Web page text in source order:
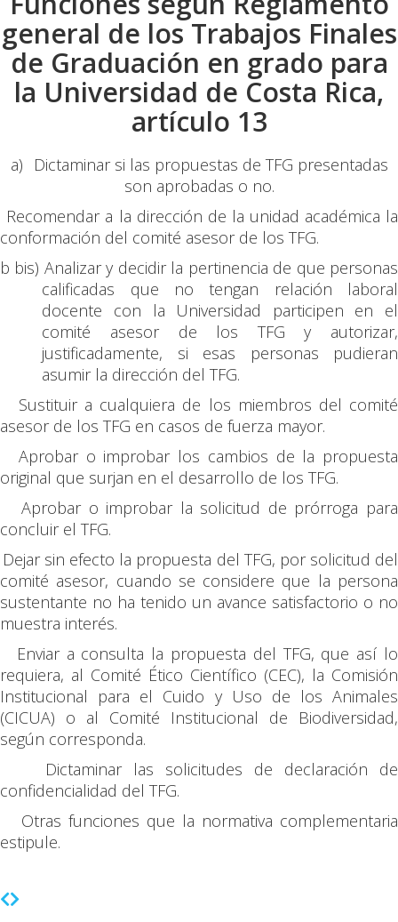
general de los Trabajos Finales
de Graduación en grado para
la Universidad de Costa Rica,
artículo 13
a)
Dictaminar si las propuestas de TFG presentadas
son aprobadas o no.
Recomendar a la dirección de la unidad académica la
conformación del comité asesor de los TFG.
b bis) Analizar y decidir la pertinencia de que personas
calificadas que no tengan relación laboral
docente con la Universidad participen en el
comité asesor de los TFG y autorizar,
justificadamente, si esas personas pudieran
asumir la dirección del TFG.
Sustituir a cualquiera de los miembros del comité
asesor de los TFG en casos de fuerza mayor.
Aprobar o improbar los cambios de la propuesta
original que surjan en el desarrollo de los TFG.
Aprobar o improbar la solicitud de prórroga para
concluir el TFG.
Dejar sin efecto la propuesta del TFG, por solicitud del
comité asesor, cuando se considere que la persona
sustentante no ha tenido un avance satisfactorio o no
muestra interés.
Enviar a consulta la propuesta del TFG, que así lo
requiera, al Comité Ético Científico (CEC), la Comisión
Institucional para el Cuido y Uso de los Animales
(CICUA) o al Comité Institucional de Biodiversidad,
según corresponda.
Dictaminar las solicitudes de declaración de
confidencialidad del TFG.
Otras funciones que la normativa complementaria
estipule.